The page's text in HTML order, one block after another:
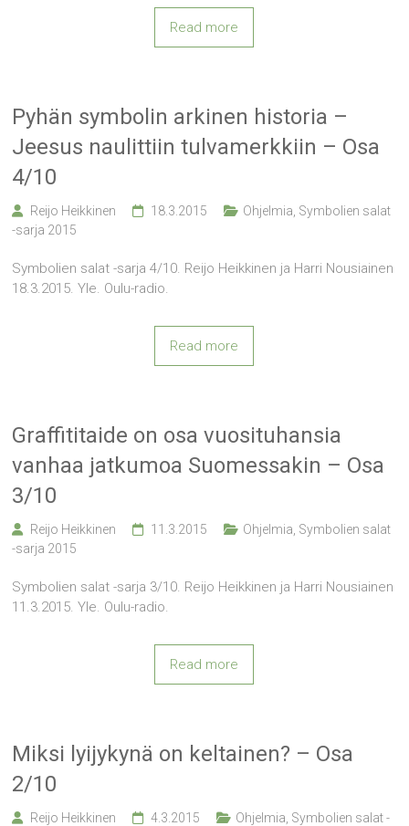
Read more
Pyhän symbolin arkinen historia –
Jeesus naulittiin tulvamerkkiin – Osa
4/10
Reijo Heikkinen 18.3.2015 Ohjelmia Symbolien salat
-sarja 2015
Symbolien salat -sarja 4/10. Reijo Heikkinen ja Harri Nousiainen
18.3.2015. Yle. Oulu-radio.
Read more
Graffititaide on osa vuosituhansia
vanhaa jatkumoa Suomessakin – Osa
3/10
Reijo Heikkinen 11.3.2015 Ohjelmia Symbolien salat
-sarja 2015
Symbolien salat -sarja 3/10. Reijo Heikkinen ja Harri Nousiainen
11.3.2015. Yle. Oulu-radio.
Read more
Miksi lyijykynä on keltainen? – Osa
2/10
Reijo Heikkinen 4.3.2015 Ohjelmia Symbolien salat -